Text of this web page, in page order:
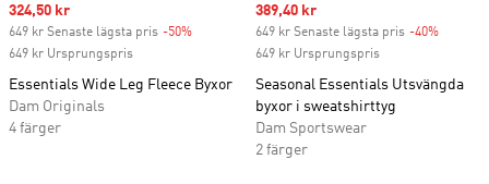
Sale price
324,50 kr
649 kr Senaste lägsta pris -50%
649 kr Ursprungspris
Essentials Wide Leg Fleece Byxor
Dam Originals
4 färger
Sale price
389,40 kr
649 kr Senaste lägsta pris -40%
649 kr Ursprungspris
Seasonal Essentials Utsvängda
byxor i sweatshirttyg
Dam Sportswear
2 färger